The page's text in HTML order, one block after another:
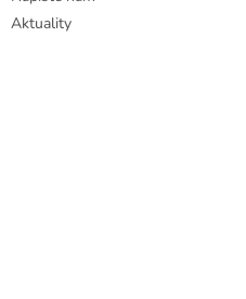
Aktuality